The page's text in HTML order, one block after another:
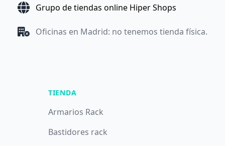
Grupo de tiendas online Hiper Shops
Oficinas en Madrid: no tenemos tienda física.
TIENDA
Armarios Rack
Bastidores rack